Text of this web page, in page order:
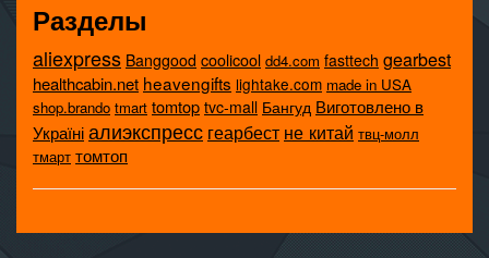
Разделы
aliexpress Banggood coolicool dd4.com fasttech gearbest
healthcabin.net heavengifts lightake.com made in USA
shop.brando tmart tomtop tvc-mall Бангуд Виготовлено в
Україніалиэкспресс геарбест не китай твц-молл
тмарт томтоп